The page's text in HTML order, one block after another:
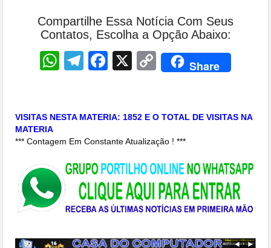
Compartilhe Essa Notícia Com Seus
Contatos, Escolha a Opção Abaixo:
WhatsApp
Telegram
Facebook
X CopyShare
VISITAS NESTA MATERIA: 1852 E O TOTAL DE VISITAS NA
MATERIA
*** Contagem Em Constante Atualização ! ***